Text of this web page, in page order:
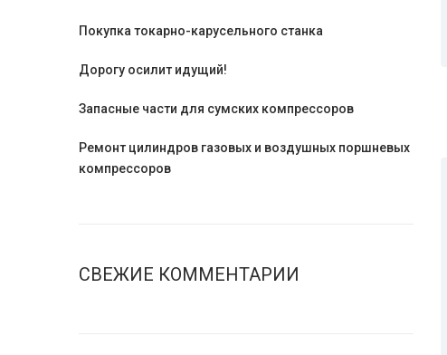
Покупка токарно-карусельного станка
Дорогу осилит идущий!
Запасные части для сумских компрессоров
Ремонт цилиндров газовых и воздушных поршневых
компрессоров
СВЕЖИЕ КОММЕНТАРИИ